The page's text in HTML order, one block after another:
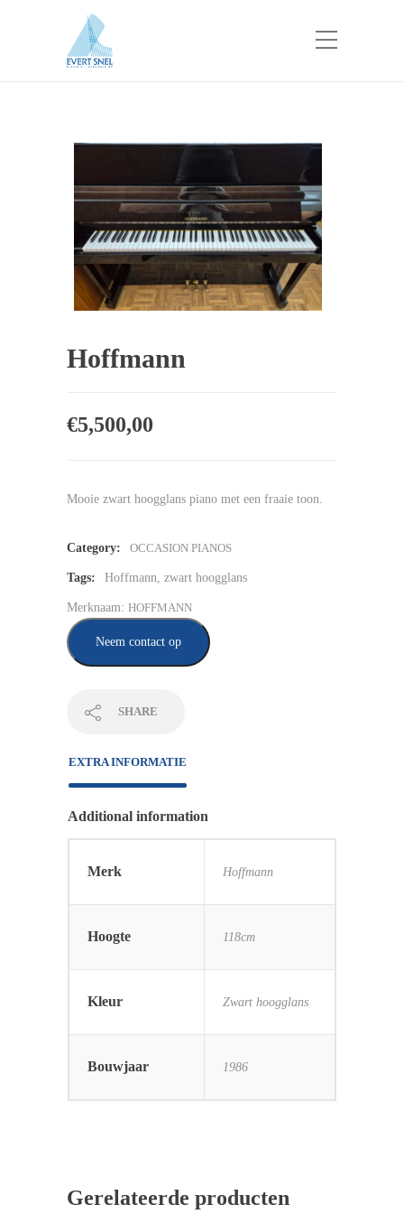
Hoffmann
€5,500,00
Mooie zwart hoogglans piano met een fraaie toon.
Category: OCCASION PIANOS
Tags: Hoffmann zwart hoogglans
Merknaam: HOFFMANN
Neem contact op
SHARE
EXTRA INFORMATIE
Additional information
Merk Hoffmann
Hoogte 118cm
Kleur Zwart hoogglans
Bouwjaar 1986
Gerelateerde producten